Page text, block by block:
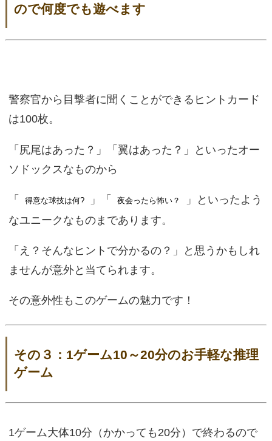
ので何度でも遊べます
警察官から目撃者に聞くことができるヒントカード
は100枚。
「尻尾はあった？」「翼はあった？」といったオー
ソドックスなものから
「 得意な球技は何? 」「 夜会ったら怖い？
」といったよう
なユニークなものまであります。
「え？そんなヒントで分かるの？」と思うかもしれ
ませんが意外と当てられます。
その意外性もこのゲームの魅力です！
その３：1ゲーム10～20分のお手軽な推理
ゲーム
1ゲーム大体10分（かかっても20分）で終わるので